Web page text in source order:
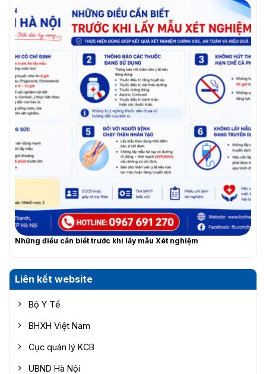
Những điều cần biết trước khi lấy mẫu Xét nghiệm
Liên kết website
Bộ Y Tế
BHXH Việt Nam
Cục quản lý KCB
UBND Hà Nội